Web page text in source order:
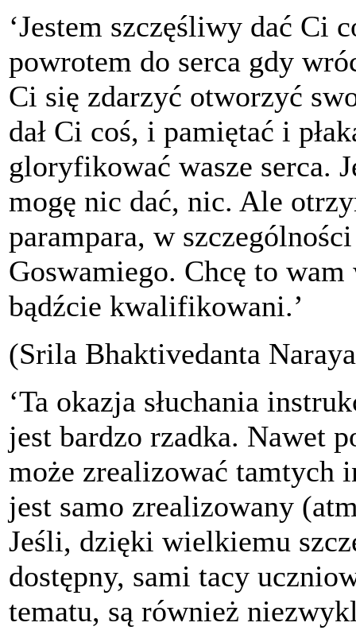
‘Jestem szczęśliwy dać Ci
powrotem do serca gdy
Ci się zdarzyć otworzyć
dał Ci coś, i pamiętać i
gloryfikować wasze serca.
mogę nic dać, nic. Ale
parampara, w
Goswamiego. Chcę to
bądźcie kwalifikowani.’
(Srila Bhaktivedanta
‘Ta okazja słuchania
jest bardzo rzadka. Nawet
może zrealizować tamtych
jest samo zrealizowany
Jeśli, dzięki wielkiemu
dostępny, sami tacy
tematu, są również